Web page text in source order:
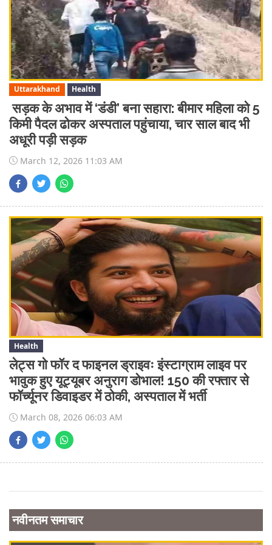
Uttarakhand Health
सड़क के अभाव में ‘डंडी’ बना सहारा: बीमार महिला को 5
किमी पैदल ढोकर अस्पताल पहुंचाया, चार साल बाद भी
अधूरी पड़ी सड़क
March 12, 2026 11:03 AM
Health
लेट्स गो फॉर द फाइनल ड्राइवः इंस्टाग्राम लाइव पर
भावुक हुए यूट्यूबर अनुराग डोभाल! 150 की रफ्तार से
फॉर्च्यूनर डिवाइडर में ठोकी, अस्पताल में भर्ती
March 08, 2026 06:03 AM
नवीनतम समाचार